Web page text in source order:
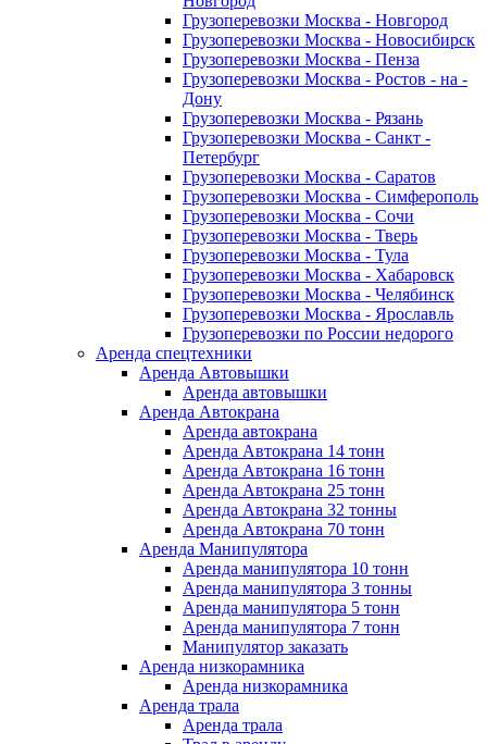
Грузоперевозки Москва - Новгород
Грузоперевозки Москва - Новосибирск
Грузоперевозки Москва - Пенза
Грузоперевозки Москва - Ростов - на -
Дону
Грузоперевозки Москва - Рязань
Грузоперевозки Москва - Санкт -
Петербург
Грузоперевозки Москва - Саратов
Грузоперевозки Москва - Симферополь
Грузоперевозки Москва - Сочи
Грузоперевозки Москва - Тверь
Грузоперевозки Москва - Тула
Грузоперевозки Москва - Хабаровск
Грузоперевозки Москва - Челябинск
Грузоперевозки Москва - Ярославль
Грузоперевозки по России недорого
Аренда спецтехники
Аренда Автовышки
Аренда автовышки
Аренда Автокрана
Аренда автокрана
Аренда Автокрана 14 тонн
Аренда Автокрана 16 тонн
Аренда Автокрана 25 тонн
Аренда Автокрана 32 тонны
Аренда Автокрана 70 тонн
Аренда Манипулятора
Аренда манипулятора 10 тонн
Аренда манипулятора 3 тонны
Аренда манипулятора 5 тонн
Аренда манипулятора 7 тонн
Манипулятор заказать
Аренда низкорамника
Аренда низкорамника
Аренда трала
Аренда трала